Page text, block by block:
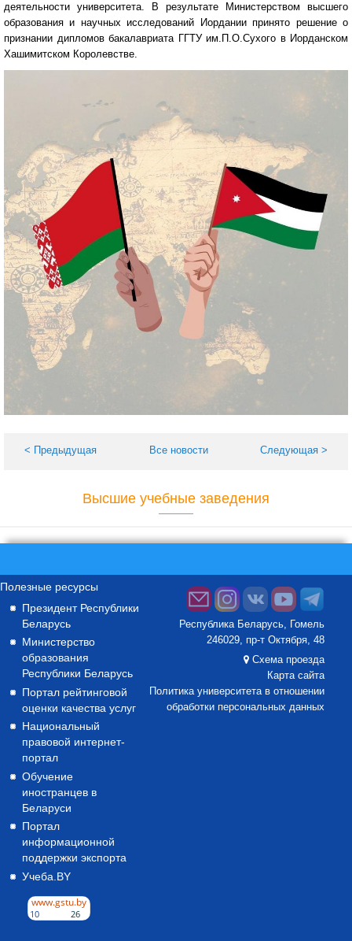
деятельности университета. В результате Министерством высшего
образования и научных исследований Иордании принято решение о
признании дипломов бакалавриата ГГТУ им.П.О.Сухого в Иорданском
Хашимитском Королевстве.
< Предыдущая Все новости Следующая >
Высшие учебные заведения
Полезные ресурсы
Президент Республики
Беларусь
Министерство
образования
Республики Беларусь
Портал рейтинговой
оценки качества услуг
Национальный
правовой интернет-
портал
Обучение
иностранцев в
Беларуси
Портал
информационной
поддержки экспорта
Учеба.BY
Республика Беларусь, Гомель
246029, пр-т Октября, 48
Схема проезда
Карта сайта
Политика университета в отношении
обработки персональных данных